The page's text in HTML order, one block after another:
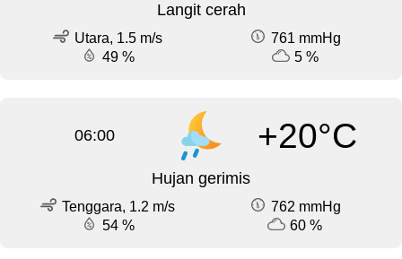
Langit cerah
Utara, 1.5 m/s
761 mmHg
49 %
5 %
06:00 +20°C
Hujan gerimis
Tenggara, 1.2 m/s
762 mmHg
54 %
60 %